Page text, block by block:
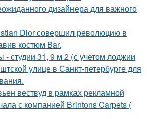
дизайнера для важного
Dior совершил революцию в
костюм Bar.
- студии 31, 9 м 2 (с учетом лоджии
улице в Санкт-петербурге для
вествуд в рамках рекламной
с компанией Brintons Carpets (